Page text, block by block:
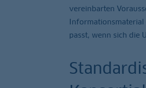
vereinbarten
Informationsmaterial
passt, wenn sich die